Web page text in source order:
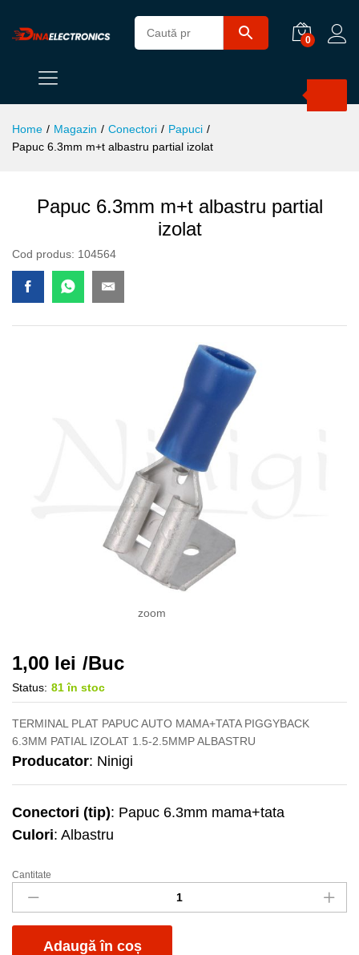
0
Home / Magazin / Conectori / Papuci /
Papuc 6.3mm m+t albastru partial izolat
Papuc 6.3mm m+t albastru partial
izolat
Cod produs: 104564
zoom
1,00 lei /Buc
Status: 81 în stoc
TERMINAL PLAT PAPUC AUTO MAMA+TATA PIGGYBACK
6.3MM PATIAL IZOLAT 1.5-2.5MMP ALBASTRU
Producator: Ninigi
Conectori (tip): Papuc 6.3mm mama+tata
Culori: Albastru
Papuc
6.3mm
m+t
albastru
Cantitate
Adaugă în coș